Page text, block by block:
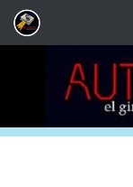
Saltar al